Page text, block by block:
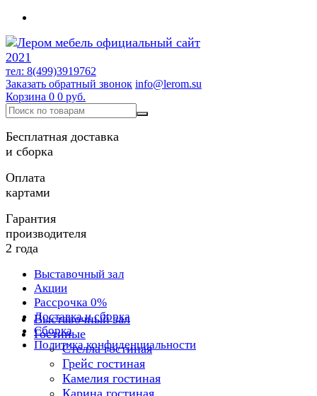
тел: 8(499)3919762
Заказать обратный звонок info@lerom.su
Корзина 0 0 руб.
Бесплатная доставка
и сборка
Оплата
картами
Гарантия
производителя
2 года
Выставочный зал
Акции
Рассрочка 0%
Доставка и сборка
Сборка
Политика конфиденциальности
Выставочный зал
Гостиные
Стелла гостиная
Грейс гостиная
Камелия гостиная
Карина гостиная